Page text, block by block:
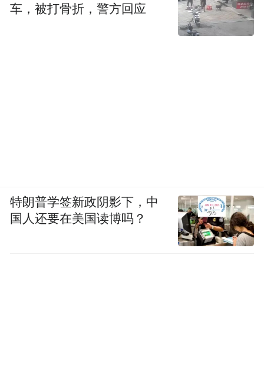
车，被打骨折，警方回应
特朗普学签新政阴影下，中
国人还要在美国读博吗？